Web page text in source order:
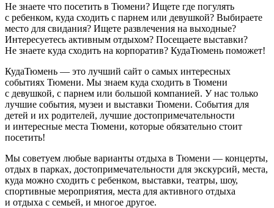
Не знаете что посетить в Тюмени? Ищете где погулять
с ребенком, куда сходить с парнем или девушкой? Выбираете
место для свидания? Ищете развлечения на выходные?
Интересуетесь активным отдыхом? Посещаете выставки?
Не знаете куда сходить на корпоратив? КудаТюмень поможет!
КудаТюмень — это лучший сайт о самых интересных
событиях Тюмени. Мы знаем куда сходить в Тюмени
с девушкой, с парнем или большой компанией. У нас только
лучшие события, музеи и выставки Тюмени. События для
детей и их родителей, лучшие достопримечательности
и интересные места Тюмени, которые обязательно стоит
посетить!
Мы советуем любые варианты отдыха в Тюмени — концерты,
отдых в парках, достопримечательности для экскурсий, места,
куда можно сходить с ребенком, выставки, театры, шоу,
спортивные мероприятия, места для активного отдыха
и отдыха с семьей, и многое другое.